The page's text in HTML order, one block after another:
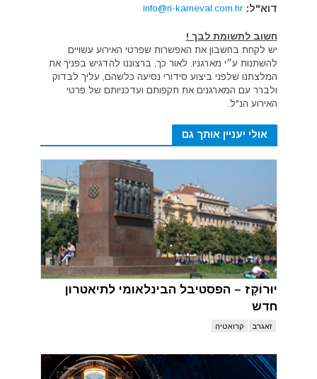
דוא"ל: info@ri-karneval.com.hr
חשוב לתשומת לבך !
יש לקחת בחשבון את האפשרות שפרטי האירוע עשויים
להשתנות ע״י מארגניו. לאור כך, ברצוננו להדגיש בפניך את
המלצתנו שלפני ביצוע סידורי נסיעה כלשהם, עליך לבדוק
ולברר עם המארגנים את תקפותם ועדכניותם של פרטי
האירוע הנ"ל.
אולי יעניין אותך גם
יוּרוֹקָז – הפסטיבל הבינלאומי לתיאטרון
חדש
זאגרב קרואטיה